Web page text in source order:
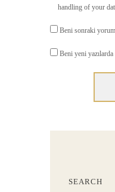
handling of your
Beni sonraki
Beni yeni
SEARCH